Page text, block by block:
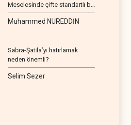
Meselesinde çifte standartlı bir
seyir
Muhammed NUREDDİN
Sabra-Şatila’yı hatırlamak
neden önemli?
Selim Sezer